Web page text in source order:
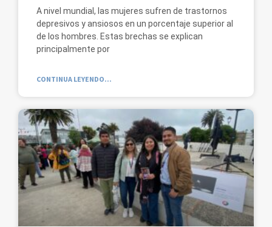
A nivel mundial, las mujeres sufren de trastornos
depresivos y ansiosos en un porcentaje superior al
de los hombres. Estas brechas se explican
principalmente por
CONTINUA LEYENDO...